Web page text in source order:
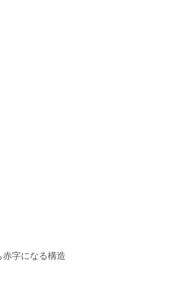
字になる構造